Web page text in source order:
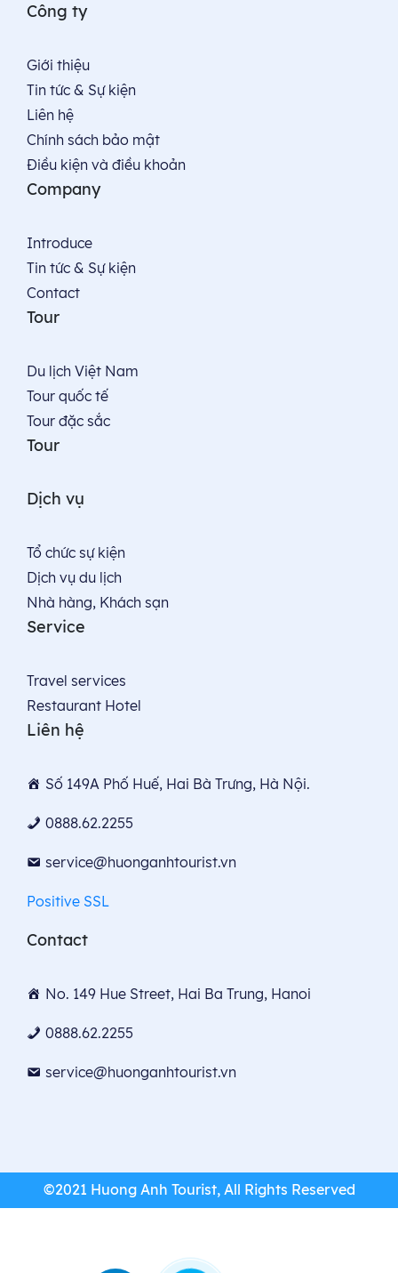
Công ty
Giới thiệu
Tin tức & Sự kiện
Liên hệ
Chính sách bảo mật
Điều kiện và điều khoản
Company
Introduce
Tin tức & Sự kiện
Contact
Tour
Du lịch Việt Nam
Tour quốc tế
Tour đặc sắc
Tour
Dịch vụ
Tổ chức sự kiện
Dịch vụ du lịch
Nhà hàng, Khách sạn
Service
Travel services
Restaurant Hotel
Liên hệ
Số 149A Phố Huế, Hai Bà Trưng, Hà Nội.
0888.62.2255
service@huonganhtourist.vn
Positive SSL
Contact
No. 149 Hue Street, Hai Ba Trung, Hanoi
0888.62.2255
service@huonganhtourist.vn
©2021 Huong Anh Tourist, All Rights Reserved